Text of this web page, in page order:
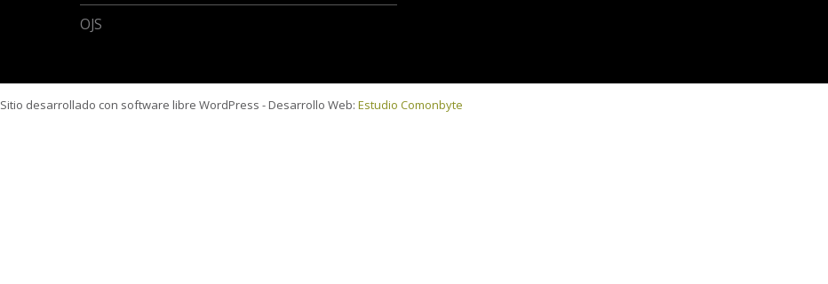
OJS
Sitio desarrollado con software libre WordPress - Desarrollo Web: Estudio Comonbyte